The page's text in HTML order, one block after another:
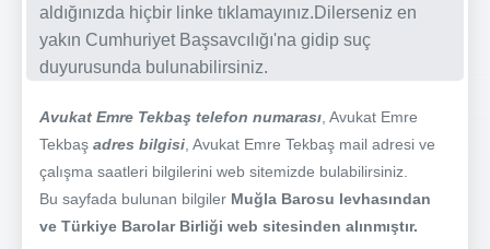
aldığınızda hiçbir linke tıklamayınız.Dilerseniz en
yakın Cumhuriyet Başsavcılığı'na gidip suç
duyurusunda bulunabilirsiniz.
Avukat Emre Tekbaş telefon numarası , Avukat Emre
Tekbaş adres bilgisi , Avukat Emre Tekbaş mail adresi ve
çalışma saatleri bilgilerini web sitemizde bulabilirsiniz.
Bu sayfada bulunan bilgiler Muğla Barosu levhasından
ve Türkiye Barolar Birliği web sitesinden alınmıştır.